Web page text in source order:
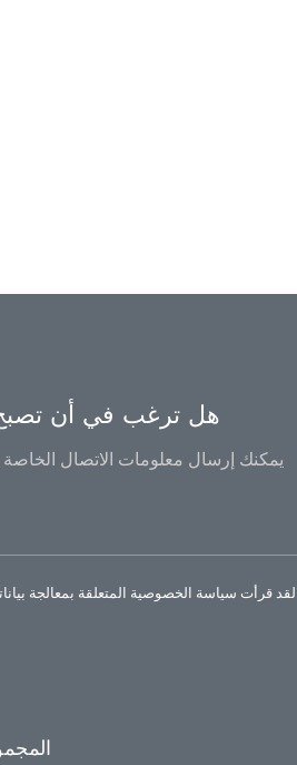
هل ترغب في أن تصبح
يمكنك إرسال معلومات الاتصال الخاصة
لقد قرأت سياسة الخصوصية المتعلقة بمعالجة